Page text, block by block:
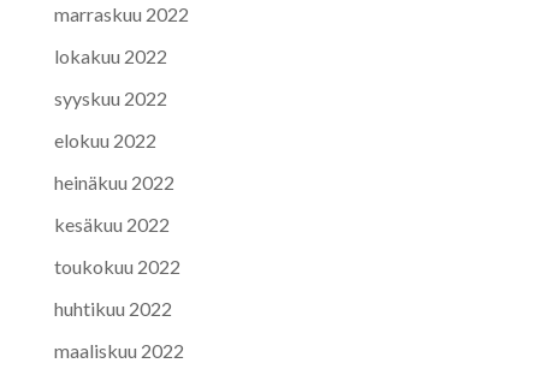
marraskuu 2022
lokakuu 2022
syyskuu 2022
elokuu 2022
heinäkuu 2022
kesäkuu 2022
toukokuu 2022
huhtikuu 2022
maaliskuu 2022